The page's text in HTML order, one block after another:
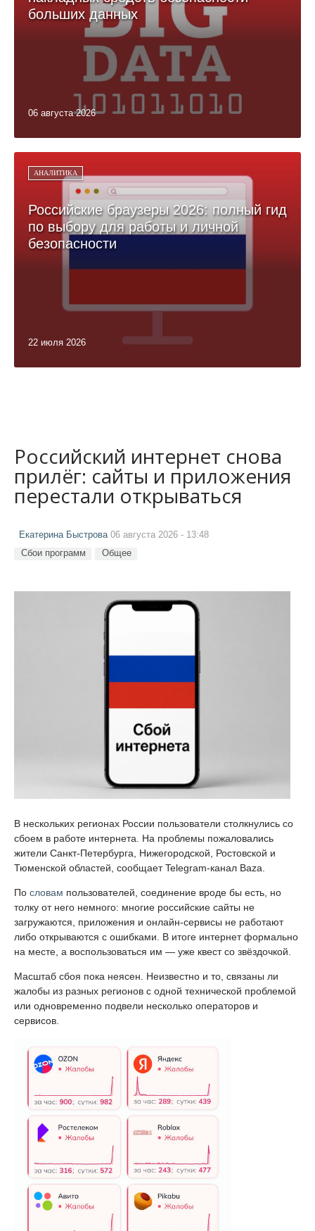
больших данных
06 августа 2026
АНАЛИТИКА
Российские браузеры 2026: полный гид
по выбору для работы и личной
безопасности
22 июля 2026
Российский интернет снова
прилёг: сайты и приложения
перестали открываться
Екатерина Быстрова 06 августа 2026 - 13:48
Сбои программ Общее
В нескольких регионах России пользователи столкнулись со
сбоем в работе интернета. На проблемы пожаловались
жители Санкт-Петербурга, Нижегородской, Ростовской и
Тюменской областей, сообщает Telegram-канал Baza.
По словам пользователей, соединение вроде бы есть, но
толку от него немного: многие российские сайты не
загружаются, приложения и онлайн-сервисы не работают
либо открываются с ошибками. В итоге интернет формально
на месте, а воспользоваться им — уже квест со звёздочкой.
Масштаб сбоя пока неясен. Неизвестно и то, связаны ли
жалобы из разных регионов с одной технической проблемой
или одновременно подвели несколько операторов и
сервисов.